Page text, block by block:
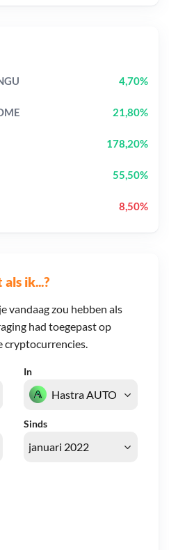
ik...?
vandaag zou hebben als
had toegepast op
cryptocurrencies.
In
Sinds
4,70%
21,80%
178,20%
55,50%
8,50%